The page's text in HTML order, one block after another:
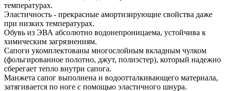
температурах.
Эластичность - прекрасные амортизирующие свойства даже
при низких температурах.
Обувь из ЭВА абсолютно водонепроницаема, устойчива к
химическим загрязнениям.
Сапоги укомплектованы многослойным вкладным чулком
(фольгированное полотно, джут, полиэстер), который надежно
сберегает тепло внутри сапога.
Манжета сапог выполнена и водоотталкивающего материала,
затягивается по ноге с помощью эластичного шнура.